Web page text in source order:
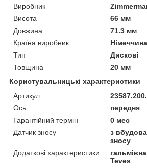
Виробник
Висота
66 мм
Довжина
71.3 мм
Країна виробник
Німеччина
Тип
Дискові
Товщина
20 мм
Користувальницькі характеристики
Артикул
Ось
передня
Гарантійний термін
0 мес
Датчик зносу
з
зносу
Додаткові характеристики
Teves